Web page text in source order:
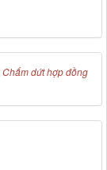
Chấm dứt hợp đồng